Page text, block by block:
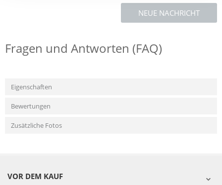
NEUE NACHRICHT
Fragen und Antworten (FAQ)
Eigenschaften
Bewertungen
Zusätzliche Fotos
VOR DEM KAUF